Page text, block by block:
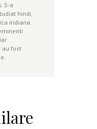
S-a
hindi,
indiana.
au fost